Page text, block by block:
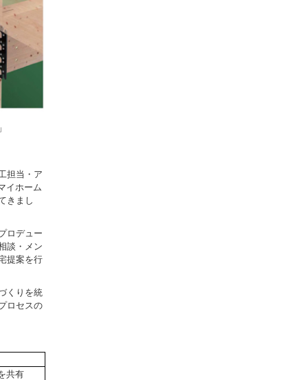
担当・ア
イホーム
きまし
ロデュー
談・メン
提案を行
くりを統
ロセスの
共有